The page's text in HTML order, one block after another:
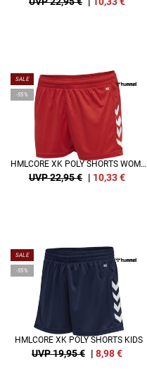
SALE
-55%
HMLCORE XK POLY SHORTS WOMAN
UVP 22,95 € | 10,33€
SALE
-55%
HMLCORE XK POLY SHORTS KIDS
UVP 19,95 € | 8,98€